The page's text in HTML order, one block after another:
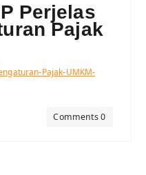
Perjelas
Pajak
Pajak-UMKM-
Comments 0